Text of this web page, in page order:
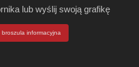
lub wyślij swoją grafikę
informacyjna